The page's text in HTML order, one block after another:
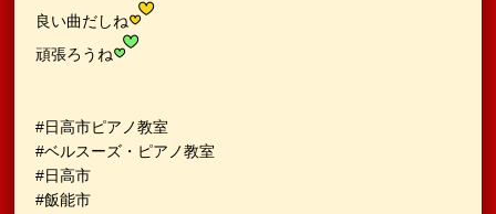
良い曲だしね
頑張ろうね
#日高市ピアノ教室
#ベルスーズ・ピアノ教室
#日高市
#飯能市